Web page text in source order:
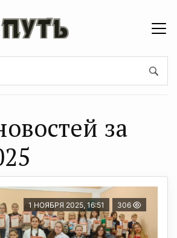
за
1 НОЯБРЯ 2025, 16:51 306